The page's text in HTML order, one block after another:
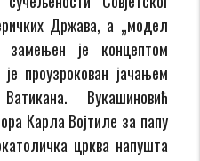
Држава, а „модел
је концептом
је проузрокован јачањем
Вукашиновић
Карла Војтиле за папу
црква напушта